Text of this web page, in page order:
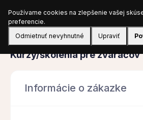
Obstarávanie
Kurzy/školenia pre zváračov
Informácie o zákazke
Používame cookies na zlepšenie vašej
preferencie.
Odmietnuť nevyhnutné
Upraviť